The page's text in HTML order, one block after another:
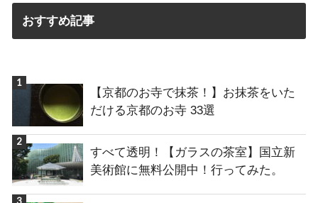
おすすめ記事
【京都のお寺で抹茶！】お抹茶をいた
だける京都のお寺 33選
すべて透明！【ガラスの茶室】国立新
美術館に無料公開中！行ってみた。